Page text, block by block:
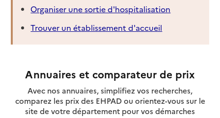
Organiser une sortie d'hospitalisation
Trouver un établissement d'accueil
Annuaires et comparateur de prix
Avec nos annuaires, simplifiez vos recherches,
comparez les prix des EHPAD ou orientez-vous sur le
site de votre département pour vos démarches